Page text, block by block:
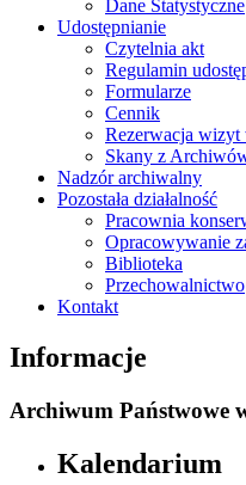
Dane Statystyczne
Udostępnianie
Czytelnia akt
Regulamin
Formularze
Cennik
Rezerwacja wizyt
Skany z
Nadzór archiwalny
Pozostała działalność
Pracownia
Opracowywanie
Biblioteka
Przechowalnictwo
Kontakt
Informacje
Archiwum Państwowe
Kalendarium